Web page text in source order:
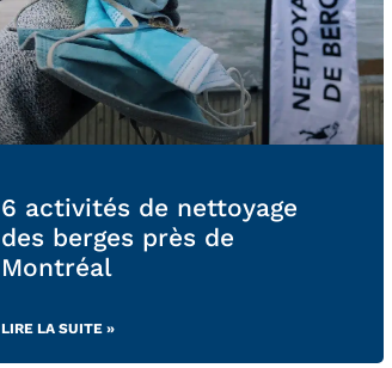
6 activités de nettoyage
des berges près de
Montréal
LIRE LA SUITE »